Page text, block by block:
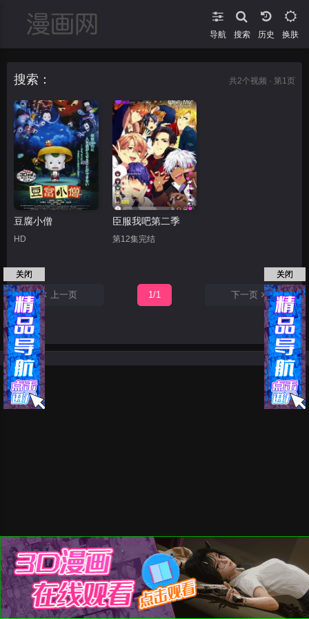
导航 搜索 换肤
搜索： 共2个视频 · 第1页
豆腐小僧
HD
臣服我吧第二季
第12集完结
上一页 1/1 下一页
关闭 关闭